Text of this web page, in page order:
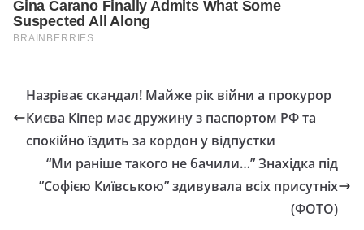
Назріває скандал! Майже рік війни а прокурор
Києва Кіпер має дружину з паспортом РФ та
спокійно їздить за кордон у відпустки
“Ми раніше такого не бачили…” Знахідка під
”Софією Київською” здивувала всіх присутніх
(ФОТО)